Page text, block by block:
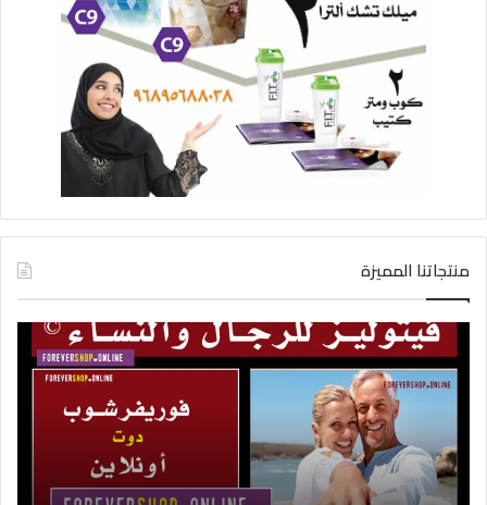
منتجاتنا المميزة
فيتوليز
سرعة
القذف
المنتج
الأصلي